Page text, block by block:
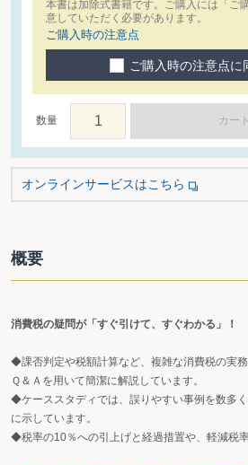
本書は加除式書籍です。ご購入には「ご
意していただく必要があります。
ご購入時の注意点
ご購入時の注意点に
数量 カー
オンラインサービスはこちら
概要
消費税の疑問が「すぐ引けて、すぐわかる」！
◆課否判定や税額計算など、複雑な消費税の実
Ｑ＆Ａを用いて簡潔に解説しています。
◆ケーススタディでは、誤りやすい事例を数多
に示しています。
◆税率の10％への引上げと経過措置や、軽減税